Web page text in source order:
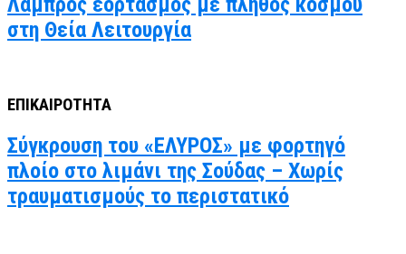
στη Θεία Λειτουργία
ΕΠΙΚΑΙΡΟΤΗΤΑ
Σύγκρουση του «ΕΛΥΡΟΣ» με φορτηγό
πλοίο στο λιμάνι της Σούδας – Χωρίς
τραυματισμούς το περιστατικό